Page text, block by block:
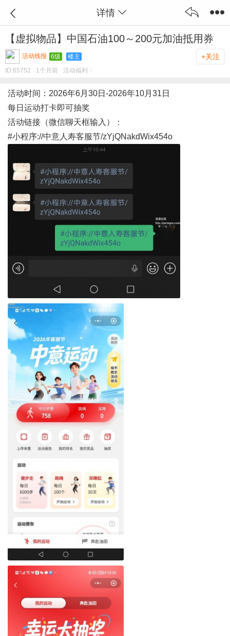
详情
【虚拟物品】中国石油100～200元加油抵用券
+关注
活动线报 6级
楼主
ID:65752 1个月前 活动福利 〉
活动时间：2026年6月30日-2026年10月31日
每日运动打卡即可抽奖
活动链接（微信聊天框输入）：
#小程序://中意人寿客服节/zYjQNakdWix454o